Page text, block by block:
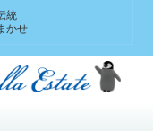
統
かせ